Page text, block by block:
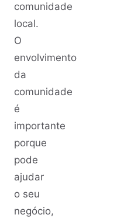
comunidade
local.
O
envolvimento
da
comunidade
é
importante
porque
pode
ajudar
o seu
negócio,